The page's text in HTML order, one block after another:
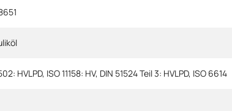
HVLPD, ISO 11158: HV, DIN 51524 Teil 3: HVLPD, ISO 6614